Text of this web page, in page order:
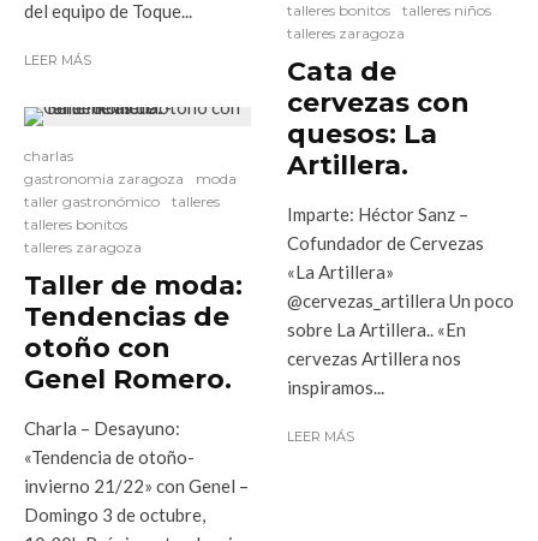
del equipo de Toque...
LEER MÁS
charlas
gastronomia zaragoza
moda
taller gastronómico
talleres
talleres bonitos
talleres zaragoza
Taller de moda:
Tendencias de
otoño con
Genel Romero.
Charla – Desayuno:
«Tendencia de otoño-
invierno 21/22» con Genel –
Domingo 3 de octubre,
talleres bonitos
talleres niños
talleres zaragoza
Cata de
cervezas con
quesos: La
Artillera.
Imparte: Héctor Sanz –
Cofundador de Cervezas
«La Artillera»
@cervezas_artillera Un poco
sobre La Artillera.. «En
cervezas Artillera nos
inspiramos...
LEER MÁS